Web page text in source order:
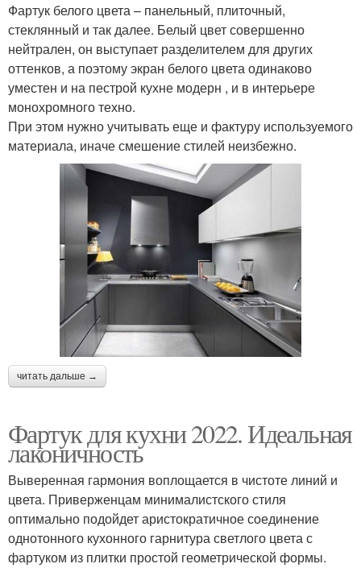
Фартук белого цвета – панельный, плиточный,
стеклянный и так далее. Белый цвет совершенно
нейтрален, он выступает разделителем для других
оттенков, а поэтому экран белого цвета одинаково
уместен и на пестрой кухне модерн , и в интерьере
монохромного техно.
При этом нужно учитывать еще и фактуру используемого
материала, иначе смешение стилей неизбежно.
читать дальше →
Фартук для кухни 2022. Идеальная
лаконичность
Выверенная гармония воплощается в чистоте линий и
цвета. Приверженцам минималистского стиля
оптимально подойдет аристократичное соединение
однотонного кухонного гарнитура светлого цвета с
фартуком из плитки простой геометрической формы.